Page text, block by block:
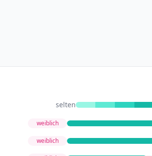
selten
weiblich
weiblich